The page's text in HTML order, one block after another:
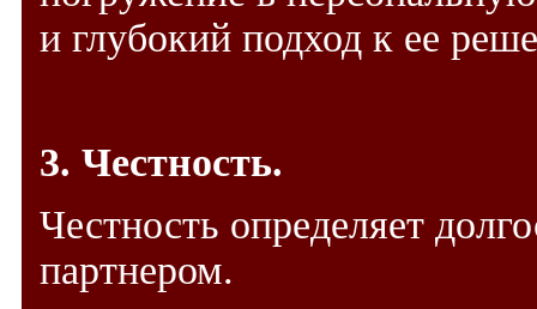
и глубокий подход к ее
3. Честность.
Честность определяет
партнером.